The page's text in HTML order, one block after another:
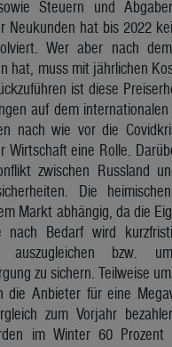
Steuern und
Neukunden hat bis 2022
Wer aber nach
hat, muss mit jährlichen
ist diese
auf dem
nach wie vor die
Wirtschaft eine Rolle.
zwischen Russland
Die
Markt abhängig, da die
nach Bedarf wird
auszugleichen bzw.
zu sichern. Teilweise
die Anbieter für eine
zum Vorjahr
im Winter 60 Prozent